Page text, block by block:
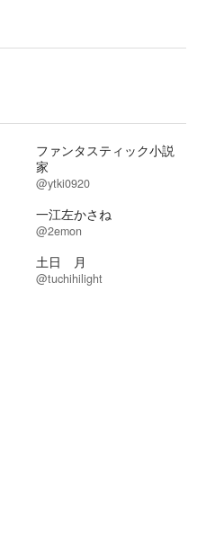
ファンタスティック小説
家
@ytki0920
一江左かさね
@2emon
土日 月
@tuchihilight